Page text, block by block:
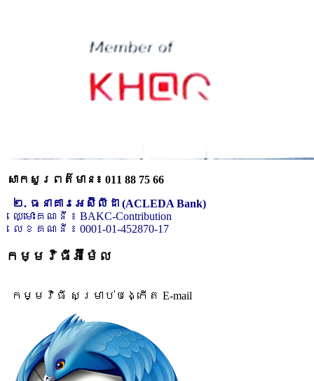
សាកសួរពត៌មាន៖ 011 88 75 66
២. ធនាគារអេស៊ីលីដា (ACLEDA Bank)
ឈ្មោះគណនី ៖ BAKC-Contribution
លេខគណនី ៖ 0001-01-452870-17
កម្មវិធីអ៊ីម៉ែល
កម្មវិធី សម្រាប់បង្កើត E-mail